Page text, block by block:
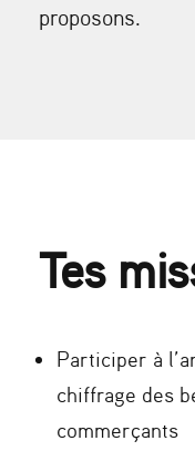
proposons.
Tes
Participer à
chiffrage des
commerçants